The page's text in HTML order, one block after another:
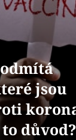
jsou
důvod?